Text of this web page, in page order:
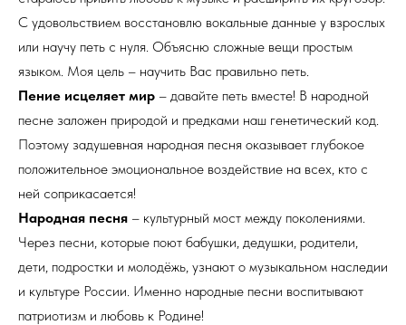
С удовольствием восстановлю вокальные данные у взрослых
или научу петь с нуля. Объясню сложные вещи простым
языком. Моя цель – научить Вас правильно петь.
Пение исцеляет мир – давайте петь вместе! В народной
песне заложен природой и предками наш генетический код.
Поэтому задушевная народная песня оказывает глубокое
положительное эмоциональное воздействие на всех, кто с
ней соприкасается!
Народная песня – культурный мост между поколениями.
Через песни, которые поют бабушки, дедушки, родители,
дети, подростки и молодёжь, узнают о музыкальном наследии
и культуре России. Именно народные песни воспитывают
патриотизм и любовь к Родине!